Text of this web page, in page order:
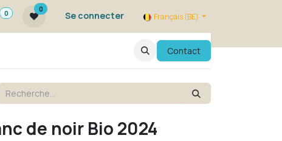
0
0
Se connecter Français (BE)
FAQ Evenements
Contact
de noir Bio 2024